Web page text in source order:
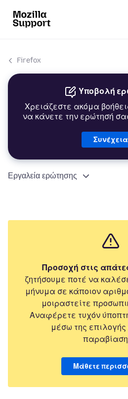
Firefox
Υποβολή
Χρειάζεστε ακόμα
να κάνετε την ερώτησή
Συνέχεια
Εργαλεία ερώτησης
Προσοχή στις
ζητήσουμε ποτέ να
μήνυμα σε κάποιον
μοιραστείτε
Αναφέρετε τυχόν
μέσω της
Μάθετε